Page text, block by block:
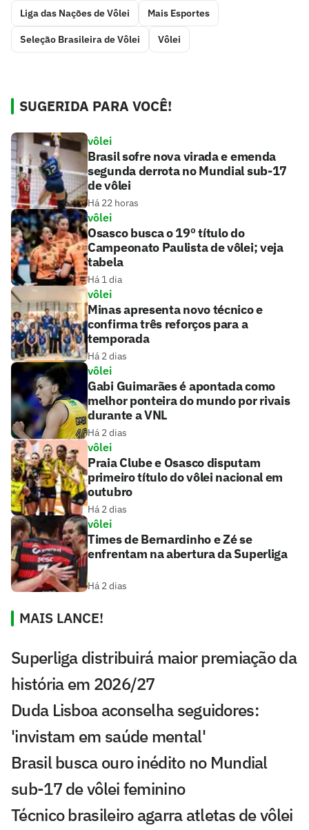
Liga das Nações de Vôlei Mais Esportes
Seleção Brasileira de Vôlei Vôlei
SUGERIDA PARA VOCÊ!
vôlei
Brasil sofre nova virada e emenda
segunda derrota no Mundial sub-17
de vôlei
Há 22 horas
vôlei
Osasco busca o 19º título do
Campeonato Paulista de vôlei; veja
tabela
Há 1 dia
vôlei
Minas apresenta novo técnico e
confirma três reforços para a
temporada
Há 2 dias
vôlei
Gabi Guimarães é apontada como
melhor ponteira do mundo por rivais
durante a VNL
Há 2 dias
vôlei
Praia Clube e Osasco disputam
primeiro título do vôlei nacional em
outubro
Há 2 dias
vôlei
Times de Bernardinho e Zé se
enfrentam na abertura da Superliga
Há 2 dias
MAIS LANCE!
Superliga distribuirá maior premiação da
história em 2026/27
Duda Lisboa aconselha seguidores:
'invistam em saúde mental'
Brasil busca ouro inédito no Mundial
sub-17 de vôlei feminino
Técnico brasileiro agarra atletas de vôlei